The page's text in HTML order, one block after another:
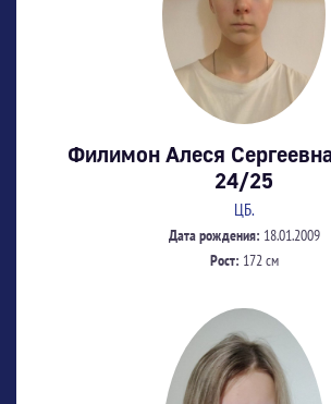
Филимон Алеся
24/25
ЦБ.
Дата рождения: 18.01.2009
Рост: 172 см